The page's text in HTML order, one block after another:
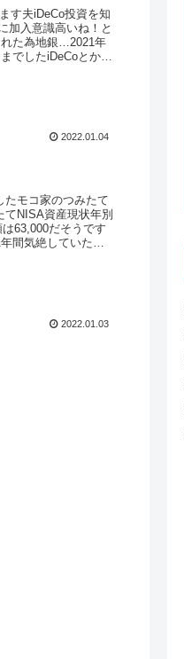
す夫iDeCo投資を知
加入意識高いね！と
た為地銀…2021年
でしたiDeCoとか毒
2022.01.04
たモコ家のつみたて
NISA資産現状年別
63,000だそうです
間気絶していたん
2022.01.03